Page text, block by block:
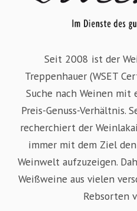
Seit 2008 ist der
Treppenhauer (WSET
Suche nach Weinen mit
Preis-Genuss-Verhältnis.
recherchiert der
immer mit dem Ziel
Weinwelt aufzuzeigen.
Weißweine aus vielen
Rebsorten